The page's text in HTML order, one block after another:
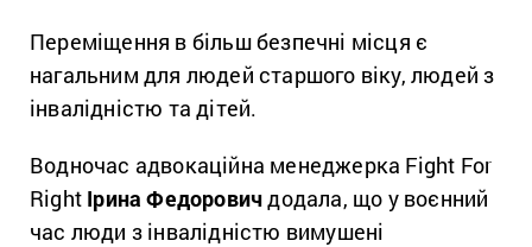
Переміщення в більш безпечні місця є
нагальним для людей старшого віку, людей з
інвалідністю та дітей.
Водночас адвокаційна менеджерка Fight For
Right Ірина Федоровичдодала, що у воєнний
час люди з інвалідністю вимушені